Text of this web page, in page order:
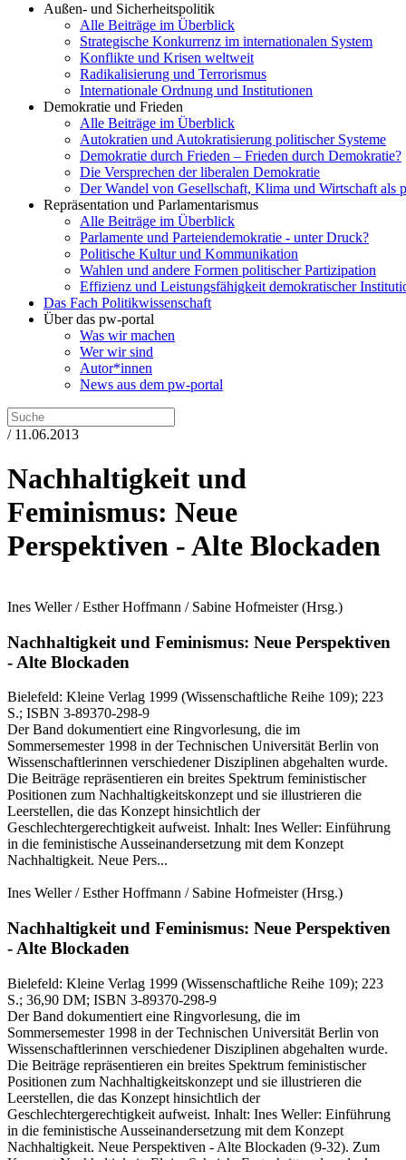
Außen- und Sicherheitspolitik
Alle Beiträge im Überblick
Strategische Konkurrenz im internationalen System
Konflikte und Krisen weltweit
Radikalisierung und Terrorismus
Internationale Ordnung und Institutionen
Demokratie und Frieden
Alle Beiträge im Überblick
Autokratien und Autokratisierung politischer Systeme
Demokratie durch Frieden – Frieden durch Demokratie?
Die Versprechen der liberalen Demokratie
Der Wandel von Gesellschaft, Klima und Wirtschaft als
Repräsentation und Parlamentarismus
Alle Beiträge im Überblick
Parlamente und Parteiendemokratie - unter Druck?
Politische Kultur und Kommunikation
Wahlen und andere Formen politischer Partizipation
Effizienz und Leistungsfähigkeit demokratischer
Das Fach Politikwissenschaft
Über das pw-portal
Was wir machen
Wer wir sind
Autor*innen
News aus dem pw-portal
/ 11.06.2013
Nachhaltigkeit und
Feminismus: Neue
Perspektiven - Alte Blockaden
Ines Weller / Esther Hoffmann / Sabine Hofmeister(Hrsg.)
Nachhaltigkeit und Feminismus: Neue Perspektiven
- Alte Blockaden
Bielefeld: Kleine Verlag 1999 (Wissenschaftliche Reihe 109); 223
S.; ISBN 3-89370-298-9
Der Band dokumentiert eine Ringvorlesung, die im
Sommersemester 1998 in der Technischen Universität Berlin von
Wissenschaftlerinnen verschiedener Disziplinen abgehalten wurde.
Die Beiträge repräsentieren ein breites Spektrum feministischer
Positionen zum Nachhaltigkeitskonzept und sie illustrieren die
Leerstellen, die das Konzept hinsichtlich der
Geschlechtergerechtigkeit aufweist. Inhalt: Ines Weller: Einführung
in die feministische Ausseinandersetzung mit dem Konzept
Nachhaltigkeit. Neue Pers...
Ines Weller / Esther Hoffmann / Sabine Hofmeister(Hrsg.)
Nachhaltigkeit und Feminismus: Neue Perspektiven
- Alte Blockaden
Bielefeld: Kleine Verlag 1999 (Wissenschaftliche Reihe 109); 223
S.; 36,90 DM; ISBN 3-89370-298-9
Der Band dokumentiert eine Ringvorlesung, die im
Sommersemester 1998 in der Technischen Universität Berlin von
Wissenschaftlerinnen verschiedener Disziplinen abgehalten wurde.
Die Beiträge repräsentieren ein breites Spektrum feministischer
Positionen zum Nachhaltigkeitskonzept und sie illustrieren die
Leerstellen, die das Konzept hinsichtlich der
Geschlechtergerechtigkeit aufweist. Inhalt: Ines Weller: Einführung
in die feministische Ausseinandersetzung mit dem Konzept
Nachhaltigkeit. Neue Perspektiven - Alte Blockaden (9-32). Zum